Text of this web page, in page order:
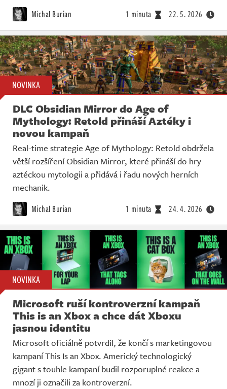
Michal Burian 1 minuta 22. 5. 2026
NOVINKA
DLC Obsidian Mirror do Age of
Mythology: Retold přináší Aztéky i
novou kampaň
Real-time strategie Age of Mythology: Retold obdržela
větší rozšíření Obsidian Mirror, které přináší do hry
aztéckou mytologii a přidává i řadu nových herních
mechanik.
Michal Burian 1 minuta 24. 4. 2026
NOVINKA
Microsoft ruší kontroverzní kampaň
This is an Xbox a chce dát Xboxu
jasnou identitu
Microsoft oficiálně potvrdil, že končí s marketingovou
kampaní This Is an Xbox. Americký technologický
gigant s touhle kampaní budil rozporuplné reakce a
mnozí ji označili za kontroverzní.